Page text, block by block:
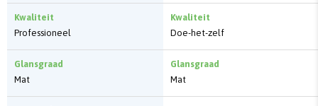
Kwaliteit
Professioneel
Glansgraad
Mat
Kwaliteit
Doe-het-zelf
Glansgraad
Mat